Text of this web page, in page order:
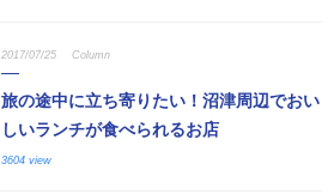
2017/07/25 Column
旅の途中に立ち寄りたい！沼津周辺でおい
しいランチが食べられるお店
3604 view